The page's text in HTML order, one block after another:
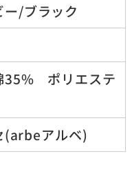
/ブラック
35% ポリエステ
(arbeアルベ)